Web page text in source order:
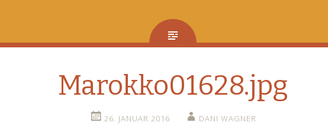
Marokko01628.jpg
26. JANUAR 2016 DANI WAGNER